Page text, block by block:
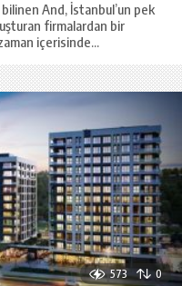
And, İstanbul’un pek
firmalardan bir
içerisinde...
573 0